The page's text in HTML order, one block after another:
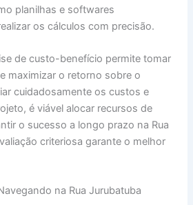
planilhas e softwares
os cálculos com precisão.
de custo-benefício permite tomar
maximizar o retorno sobre o
cuidadosamente os custos e
é viável alocar recursos de
o sucesso a longo prazo na Rua
criteriosa garante o melhor
na Rua Jurubatuba